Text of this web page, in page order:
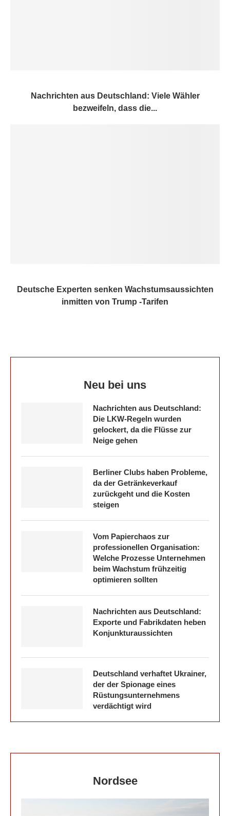
Nachrichten aus Deutschland: Viele Wähler
bezweifeln, dass die...
Deutsche Experten senken Wachstumsaussichten
inmitten von Trump -Tarifen
Neu bei uns
Nachrichten aus Deutschland:
Die LKW-Regeln wurden
gelockert, da die Flüsse zur
Neige gehen
Berliner Clubs haben Probleme,
da der Getränkeverkauf
zurückgeht und die Kosten
steigen
Vom Papierchaos zur
professionellen Organisation:
Welche Prozesse Unternehmen
beim Wachstum frühzeitig
optimieren sollten
Nachrichten aus Deutschland:
Exporte und Fabrikdaten heben
Konjunkturaussichten
Deutschland verhaftet Ukrainer,
der der Spionage eines
Rüstungsunternehmens
verdächtigt wird
Nordsee